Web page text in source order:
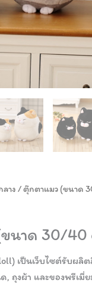
าง / ตุ๊กตาแมว (ขนาด
นาด 30/40
เป็นเว็บไซต์รับผลิ
ถุงผ้า และของพรีเมี่